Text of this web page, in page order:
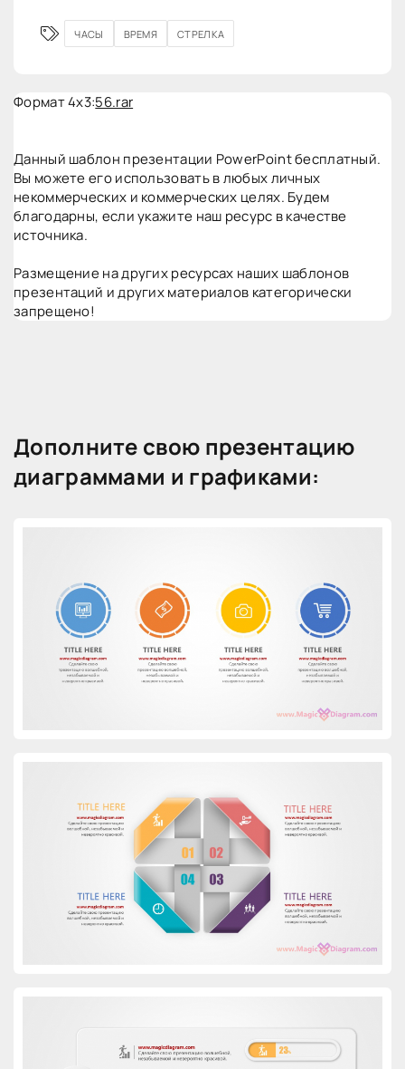
ЧАСЫ ВРЕМЯ СТРЕЛКА
Формат 4x3:56.rar
Данный шаблон презентации PowerPoint бесплатный.
Вы можете его использовать в любых личных
некоммерческих и коммерческих целях. Будем
благодарны, если укажите наш ресурс в качестве
источника.
Размещение на других ресурсах наших шаблонов
презентаций и других материалов категорически
запрещено!
Дополните свою презентацию
диаграммами и графиками: